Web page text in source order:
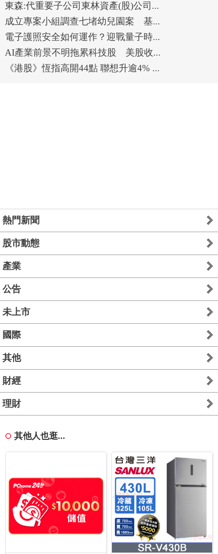
東森:代重要子公司東林資產(股)公司...
成立專案小組調查七堵幼兒園案 基...
電子護照安全如何運作？迎戰量子時...
AI產業前景不明拖累科技股 美股收...
《港股》恆指高開44點 聯想升逾4% ...
熱門新聞
股市動態
產業
公告
未上市
國際
其他
財經
理財
其他人也逛...